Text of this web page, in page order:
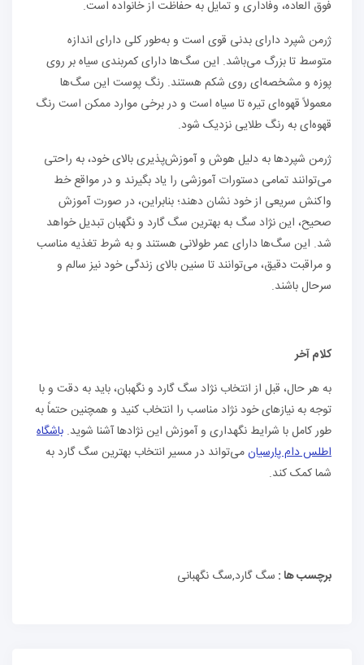
فوق العاده، وفاداری و تمایل به حفاظت از خانواده است.
ژرمن شپرد دارای بدنی قوی است و به‌طور کلی دارای اندازه
متوسط تا بزرگ می‌باشد. این سگ‌ها دارای کمربندی سیاه بر روی
پوزه و مشخصه‌ای روی‌ شکم هستند. رنگ پوست این سگ‌ها
معمولاً قهوه‌ای تیره تا سیاه است و در برخی موارد ممکن است رنگ
قهوه‌ای به رنگ طلایی نزدیک شود.
ژرمن شپرد‌ها به دلیل هوش و آموزش‌پذیری بالای خود، به راحتی
می‌توانند تمامی دستورات آموزشی را یاد بگیرند و در مواقع خط
واکنش سریعی از خود نشان دهند؛ بنابراین، در صورت آموزش
صحیح، این نژاد سگ به بهترین سگ گارد و نگهبان تبدیل خواهد
شد. این سگ‌ها دارای عمر طولانی هستند و به شرط تغذیه مناسب
و مراقبت دقیق، می‌توانند تا سنین بالای زندگی خود نیز سالم و
سرحال باشند.
کلام آخر
به هر حال، قبل از انتخاب نژاد سگ گارد و نگهبان، باید به دقت و با
توجه به نیازهای خود نژاد مناسب را انتخاب کنید و همچنین حتماً به
طور کامل با شرایط نگهداری و آموزش این نژادها آشنا شوید. باشگاه
اطلس دام پارسیانمی‌تواند در مسیر انتخاب بهترین سگ گارد به
شما کمک کند.
برچسب ها : سگ گارد,سگ نگهبانی